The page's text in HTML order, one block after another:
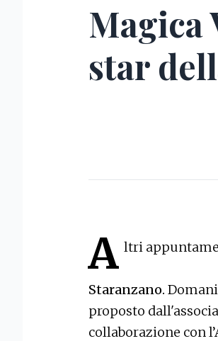
Magica
star
A ltri
Staranzano.
proposto
collaborazione con